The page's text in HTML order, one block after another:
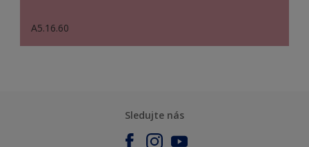
A5.16.60
Sledujte nás